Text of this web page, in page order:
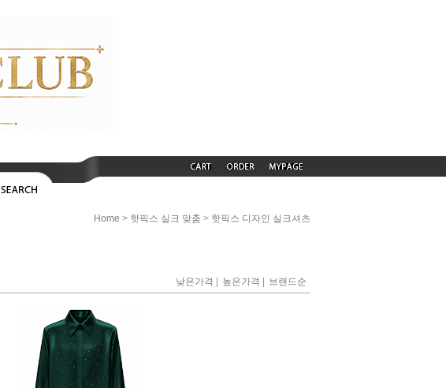
Home > 핫픽스 실크 맞춤 > 핫픽스 디자인 실크셔츠
낮은가격 높은가격 브랜드순